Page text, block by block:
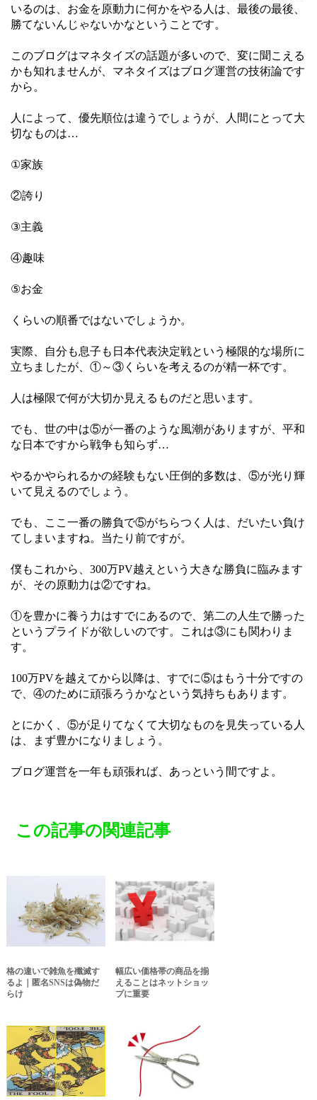
いるのは、お金を原動力に何かをやる人は、最後の最後、
勝てないんじゃないかなということです。
このブログはマネタイズの話題が多いので、変に聞こえる
かも知れませんが、マネタイズはブログ運営の技術論です
から。
人によって、優先順位は違うでしょうが、人間にとって大
切なものは…
①家族
②誇り
③主義
④趣味
⑤お金
くらいの順番ではないでしょうか。
実際、自分も息子も日本代表決定戦という極限的な場所に
立ちましたが、①～③くらいを考えるのが精一杯です。
人は極限で何が大切か見えるものだと思います。
でも、世の中は⑤が一番のような風潮がありますが、平和
な日本ですから戦争も知らず…
やるかやられるかの経験もない圧倒的多数は、⑤が光り輝
いて見えるのでしょう。
でも、ここ一番の勝負で⑤がちらつく人は、だいたい負け
てしまいますね。当たり前ですが。
僕もこれから、300万PV越えという大きな勝負に臨みます
が、その原動力は②ですね。
①を豊かに養う力はすでにあるので、第二の人生で勝った
というプライドが欲しいのです。これは③にも関わりま
す。
100万PVを越えてから以降は、すでに⑤はもう十分ですの
で、④のために頑張ろうかなという気持ちもあります。
とにかく、⑤が足りてなくて大切なものを見失っている人
は、まず豊かになりましょう。
ブログ運営を一年も頑張れば、あっという間ですよ。
この記事の関連記事
格の違いで雑魚を殲滅す
るよ｜匿名SNSは偽物だ
らけ
幅広い価格帯の商品を揃
えることはネットショッ
プに重要